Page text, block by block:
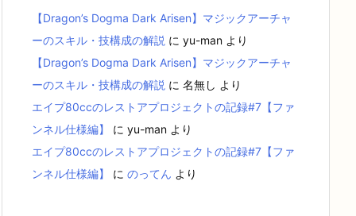
【Dragon’s Dogma Dark Arisen】マジックアーチャ
ーのスキル・技構成の解説 に yu-man より
【Dragon’s Dogma Dark Arisen】マジックアーチャ
ーのスキル・技構成の解説 に 名無し より
エイプ80ccのレストアプロジェクトの記録#7【ファ
ンネル仕様編】
に yu-man より
エイプ80ccのレストアプロジェクトの記録#7【ファ
ンネル仕様編】
に のってん より